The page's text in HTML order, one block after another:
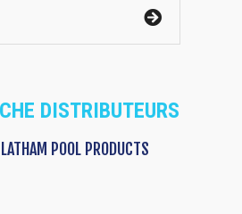
DISTRIBUTEURS
LATHAM POOL PRODUCTS